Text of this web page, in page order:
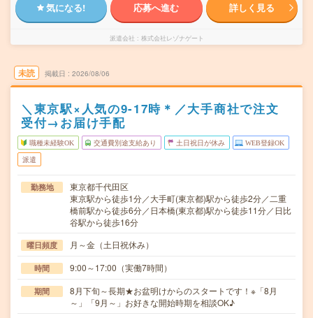
気になる! 応募へ進む 詳しく見る
派遣会社 株式会社レゾナゲート
未読 掲載日 2026/08/06
＼東京駅×人気の9-17時＊／大手商社で注文
受付→お届け手配
職種未経験OK 交通費別途支給あり 土日祝日が休み WEB登録OK
派遣
勤務地
東京都千代田区
東京駅から徒歩1分／大手町(東京都)駅から徒歩2分／二重
橋前駅から徒歩6分／日本橋(東京都)駅から徒歩11分／日比
谷駅から徒歩16分
曜日頻度 月～金（土日祝休み）
時間 9:00～17:00（実働7時間）
期間
8月下旬～長期★お盆明けからのスタートです！※「8月
～」「9月～」お好きな開始時期を相談OK♪